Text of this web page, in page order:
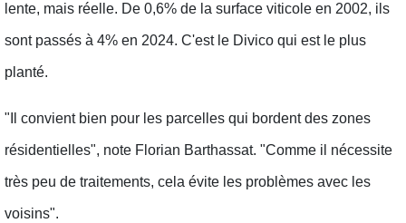
lente, mais réelle. De 0,6% de la surface viticole en 2002, ils
sont passés à 4% en 2024. C'est le Divico qui est le plus
planté.
"Il convient bien pour les parcelles qui bordent des zones
résidentielles", note Florian Barthassat. "Comme il nécessite
très peu de traitements, cela évite les problèmes avec les
voisins".